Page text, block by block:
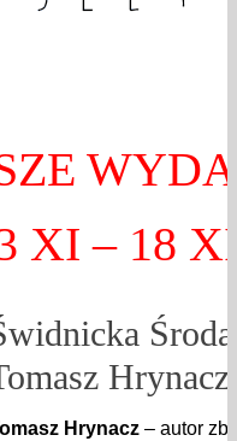
XI – 18
Hrynacz – autor